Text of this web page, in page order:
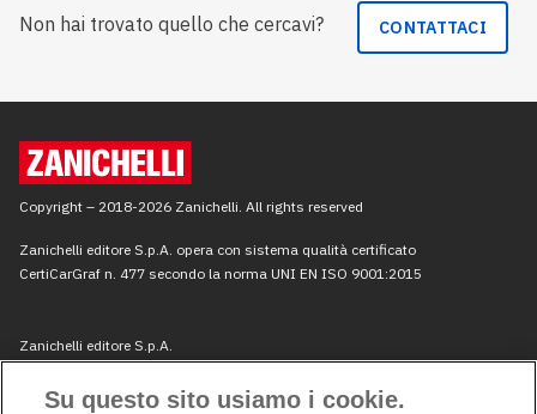
Non hai trovato quello che cercavi? CONTATTACI
Su questo sito usiamo i cookie.